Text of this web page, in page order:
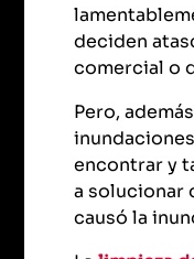
deciden
comercial o
Pero,
encontrar y
a solucionar
causó la